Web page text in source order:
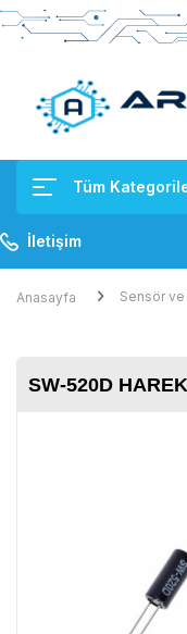
Tüm
İletişim
Anasayfa Sensör
SW-520D